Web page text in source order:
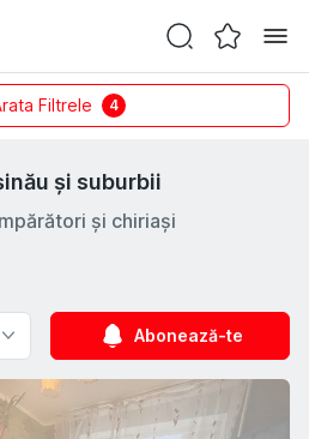
Filtrele 4
și suburbii
și chiriași
Abonează-te